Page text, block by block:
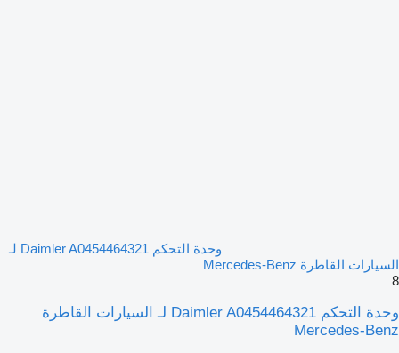
وحدة التحكم Daimler A0454464321 لـ
السيارات القاطرة Mercedes-Benz
8
وحدة التحكم Daimler A0454464321 لـ السيارات القاطرة
Mercedes-Benz